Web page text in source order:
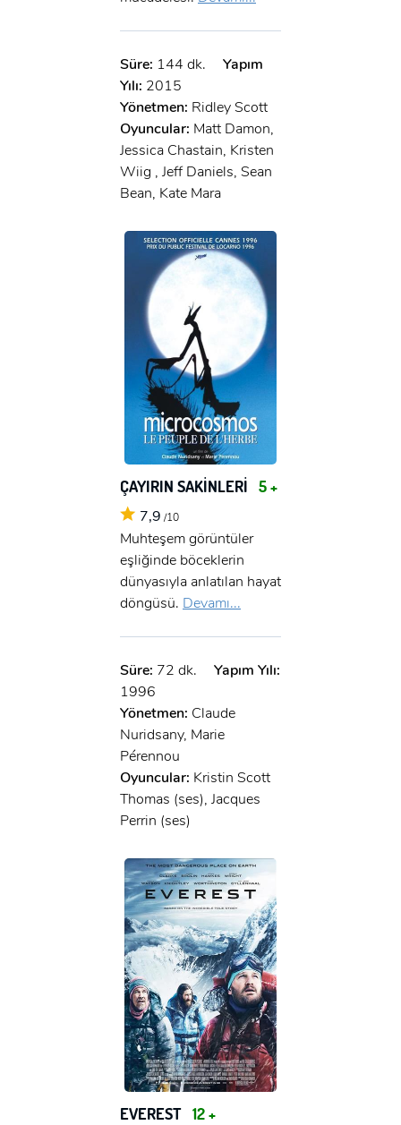
Süre: 144 dk.
Yapım
Yılı: 2015
Yönetmen: Ridley Scott
Oyuncular: Matt Damon,
Jessica Chastain, Kristen
Wiig , Jeff Daniels, Sean
Bean, Kate Mara
ÇAYIRIN SAKİNLERİ 5 +
7,9 /10
Muhteşem görüntüler
eşliğinde böceklerin
dünyasıyla anlatılan hayat
döngüsü. Devamı...
Süre: 72 dk.
Yapım Yılı:
1996
Yönetmen: Claude
Nuridsany, Marie
Pérennou
Oyuncular: Kristin Scott
Thomas (ses), Jacques
Perrin (ses)
EVEREST 12 +